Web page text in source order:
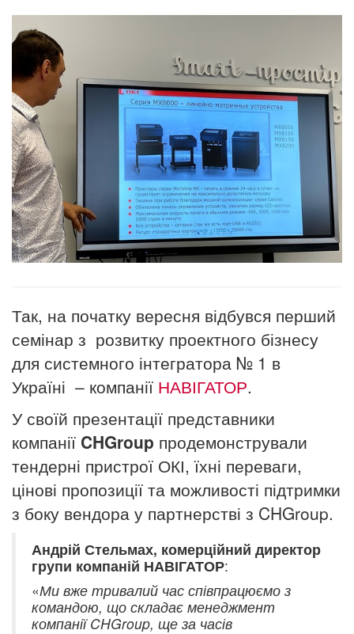
Так, на початку вересня відбувся перший
семінар з розвитку проектного бізнесу
для системного інтегратора № 1 в
Україні – компанії НАВІГАТОР.
У своїй презентації представники
компанії CHGroup продемонстрували
тендерні пристрої ОКІ, їхні переваги,
цінові пропозиції та можливості підтримки
з боку вендора у партнерстві з CHGroup.
Андрій Стельмах, комерційний директор
групи компаній НАВІГАТОР:
«Ми вже тривалий час співпрацюємо з
командою, що складає менеджмент
компанії CHGroup, ще за часів